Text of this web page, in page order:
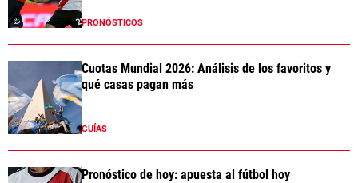
PRONÓSTICOS
Cuotas Mundial 2026: Análisis de los favoritos y
qué casas pagan más
GUÍAS
Pronóstico de hoy: apuesta al fútbol hoy